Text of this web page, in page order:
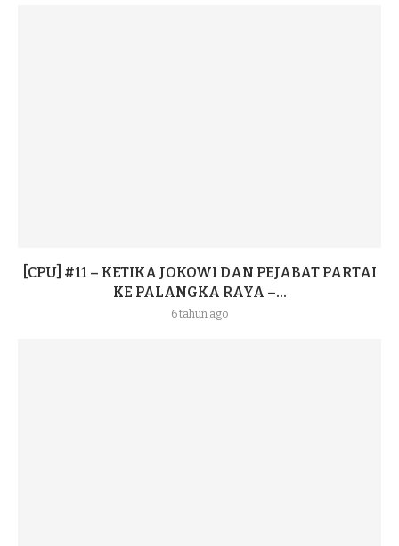
[CPU] #11 – KETIKA JOKOWI DAN PEJABAT PARTAI
KE PALANGKA RAYA –...
6 tahun ago